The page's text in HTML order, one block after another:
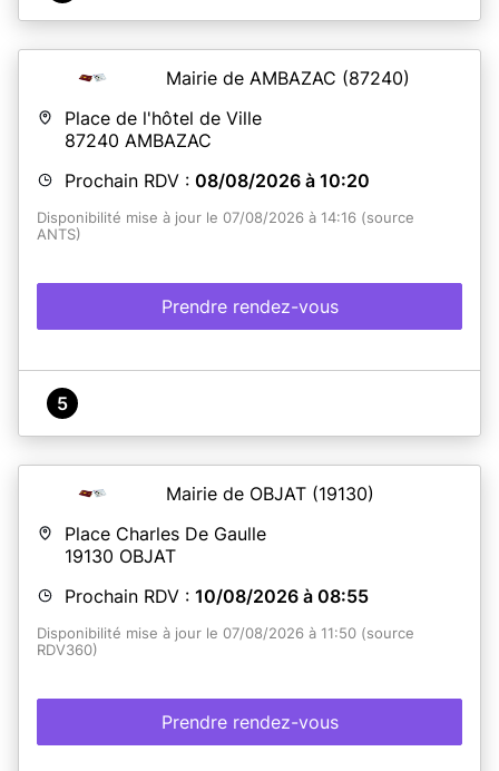
Mairie de AMBAZAC (87240)
Place de l'hôtel de Ville
87240 AMBAZAC
Prochain RDV : 08/08/2026 à 10:20
Disponibilité mise à jour le 07/08/2026 à 14:16 (source
ANTS)
Prendre rendez-vous
5
Mairie de OBJAT (19130)
Place Charles De Gaulle
19130 OBJAT
Prochain RDV : 10/08/2026 à 08:55
Disponibilité mise à jour le 07/08/2026 à 11:50 (source
RDV360)
Prendre rendez-vous